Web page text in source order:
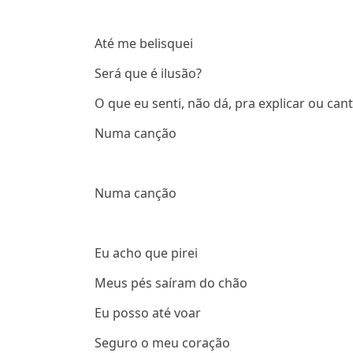
Até me belisquei
Será que é ilusão?
O que eu senti, não dá, pra explicar ou
Numa canção
Numa canção
Eu acho que pirei
Meus pés saíram do chão
Eu posso até voar
Seguro o meu coração